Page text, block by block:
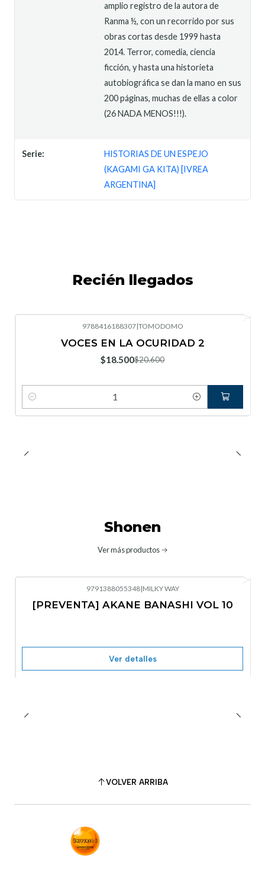
amplio registro de la autora de
Ranma ½, con un recorrido por sus
obras cortas desde 1999 hasta
2014. Terror, comedia, ciencia
ficción, y hasta una historieta
autobiográfica se dan la mano en sus
200 páginas, muchas de ellas a color
(26 NADA MENOS!!!).
Serie:
HISTORIAS DE UN ESPEJO
(KAGAMI GA KITA) [IVREA
ARGENTINA]
Recién llegados
9788416188307|TOMODOMO
VOCES EN LA OCURIDAD 2
$18.500$20.600
Cantidad
Shonen
Ver más productos
No disponible
9791388055348|MILKY WAY
[PREVENTA] AKANE BANASHI VOL 10
Ver detalles
VOLVER ARRIBA